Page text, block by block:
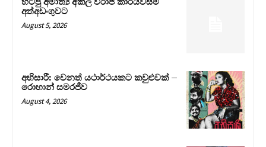
අත්අඩංගුවට
August 5, 2026
අභිසාරී: වෙනත් යථාර්ථයකට කවුළුවක් –
රොහාන් සමරජීව
August 4, 2026